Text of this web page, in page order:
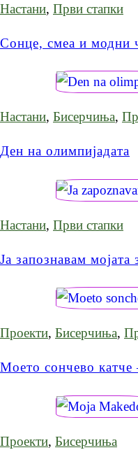
Настани, Први стапки
Сонце, смеа и модни
Настани, Бисерчиња,
Ден на олимпијадата
Настани, Први стапки
Ја запознавам мојата
Проекти, Бисерчиња,
Моето сончево катче
Проекти, Бисерчиња